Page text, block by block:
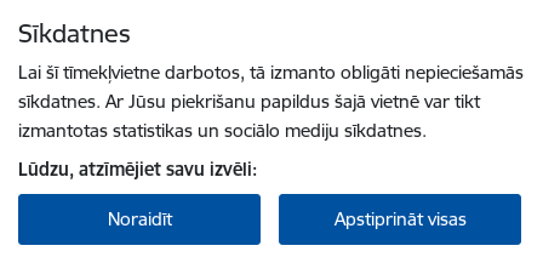
Sīkdatnes
Lai šī tīmekļvietne darbotos, tā izmanto obligāti nepieciešamās
sīkdatnes. Ar Jūsu piekrišanu papildus šajā vietnē var tikt
izmantotas statistikas un sociālo mediju sīkdatnes.
Lūdzu, atzīmējiet savu izvēli:
Noraidīt Apstiprināt visas